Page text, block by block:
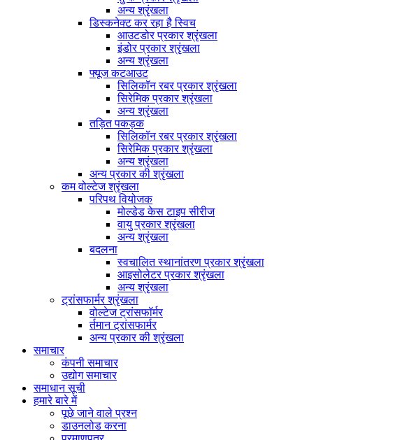
अन्य श्रृंखला
डिस्कनेक्ट कर रहा है स्विच
आउटडोर प्रकार श्रृंखला
इंडोर प्रकार श्रृंखला
अन्य श्रृंखला
फ्यूज कटआउट
सिलिकॉन रबर प्रकार श्रृंखला
सिरेमिक प्रकार श्रृंखला
अन्य श्रृंखला
तड़ित पकड़क
सिलिकॉन रबर प्रकार श्रृंखला
सिरेमिक प्रकार श्रृंखला
अन्य श्रृंखला
अन्य प्रकार की श्रृंखला
कम वोल्टेज श्रृंखला
परिपथ वियोजक
मोल्डेड केस टाइप सीरीज
वायु प्रकार श्रृंखला
अन्य श्रृंखला
बदलना
स्वचालित स्थानांतरण प्रकार श्रृंखला
आइसोलेटर प्रकार श्रृंखला
अन्य श्रृंखला
ट्रांसफार्मर श्रृंखला
वोल्टेज ट्रांसफॉर्मर
र्तमान ट्रांसफार्मर
अन्य प्रकार की श्रृंखला
समाचार
कंपनी समाचार
उद्योग समाचार
समाधान सूची
हमारे बारे में
पूछे जाने वाले प्रश्न
डाउनलोड करना